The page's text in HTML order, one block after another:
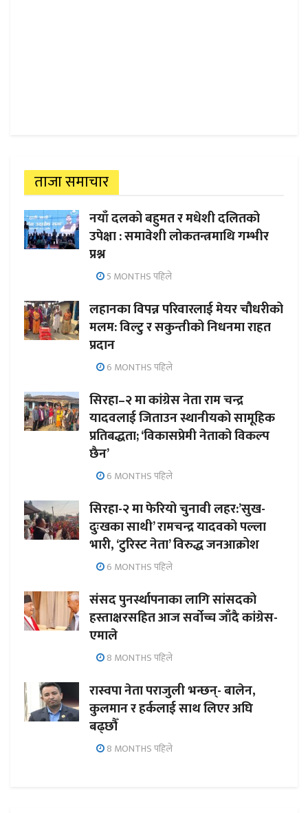
ताजा समाचार
नयाँ दलको बहुमत र मधेशी दलितको
उपेक्षा : समावेशी लोकतन्त्रमाथि गम्भीर
प्रश्न
5 MONTHS पहिले
लहानका विपन्न परिवारलाई मेयर चौधरीको
मलम: विल्टु र सकुन्तीको निधनमा राहत
प्रदान
6 MONTHS पहिले
सिरहा–२ मा कांग्रेस नेता राम चन्द्र
यादवलाई जिताउन स्थानीयको सामूहिक
प्रतिबद्धता; ‘विकासप्रेमी नेताको विकल्प
छैन’
6 MONTHS पहिले
सिरहा-२ मा फेरियो चुनावी लहर:’सुख-
दुःखका साथी’ रामचन्द्र यादवको पल्ला
भारी, ‘टुरिस्ट नेता’ विरुद्ध जनआक्रोश
6 MONTHS पहिले
संसद पुनर्स्थापनाका लागि सांसदको
हस्ताक्षरसहित आज सर्वोच्च जाँदै कांग्रेस-
एमाले
8 MONTHS पहिले
रास्वपा नेता पराजुली भन्छन्- बालेन,
कुलमान र हर्कलाई साथ लिएर अघि
बढ्छौँ
8 MONTHS पहिले